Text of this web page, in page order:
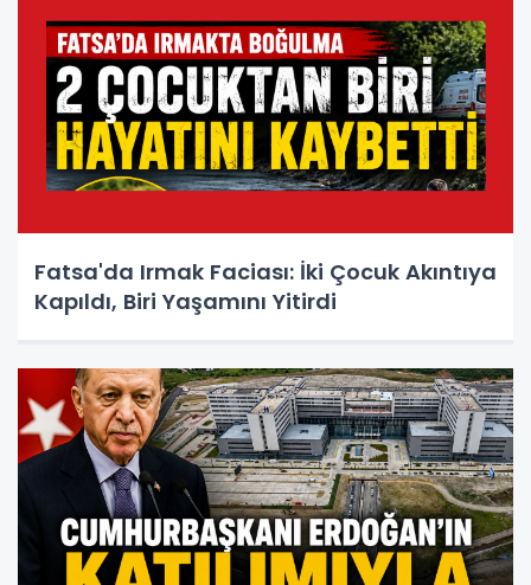
Fatsa'da Irmak Faciası: İki Çocuk Akıntıya
Kapıldı, Biri Yaşamını Yitirdi